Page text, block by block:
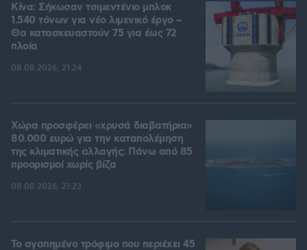
Κίνα: Σήκωσαν τσιμεντένιο μπλοκ
1.540 τόνων για νέο λιμενικό έργο –
Θα κατασκευαστούν 75 για έως 72
πλοία
08.08.2026, 21:24
Χώρα προσφέρει «χρυσά διαβατήρια»
80.000 ευρώ για την καταπολέμηση
της κλιματικής αλλαγής: Πάνω από 85
προορισμοί χωρίς βίζα
08.08.2026, 21:23
Το αγαπημένο τρόφιμο που περιέχει 45